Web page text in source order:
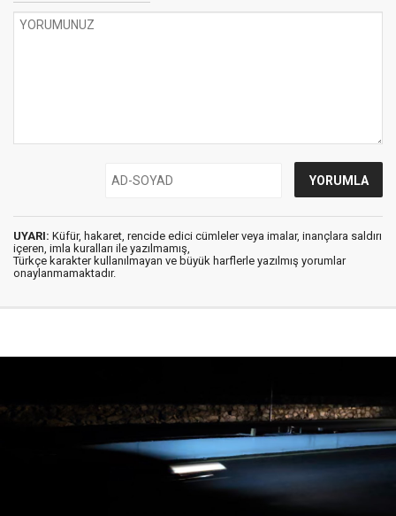
UYARI: Küfür, hakaret, rencide edici cümleler veya imalar, inançlara saldırı
içeren, imla kuralları ile yazılmamış,
Türkçe karakter kullanılmayan ve büyük harflerle yazılmış yorumlar
onaylanmamaktadır.